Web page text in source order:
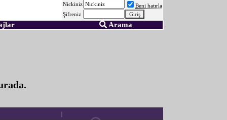
Nickiniz
Beni hatırla
Şifreniz
Arama